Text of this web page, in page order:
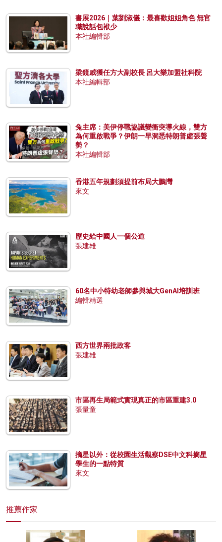
書展2026｜葉劉淑儀：最喜歡姐姐角色 無官
職說話包袱少
本社編輯部
梁鏡威獲任方大副校長 呂大樂加盟社科院
本社編輯部
兔主席：美伊停戰協議變衝突導火線，雙方
為何重啟戰爭？伊朗一早洞悉特朗普虛張聲
勢？
本社編輯部
香港五年規劃須提前布局大鵬灣
來文
歷史給中國人一個公道
張建雄
60名中小特幼老師參與城大GenAI培訓班
編輯精選
西方世界兩批政客
張建雄
市區再生局範式實現真正的市區重建3.0
張量童
摘星以外：從校園生活觀察DSE中文科摘星
學生的一點特質
來文
推薦作家